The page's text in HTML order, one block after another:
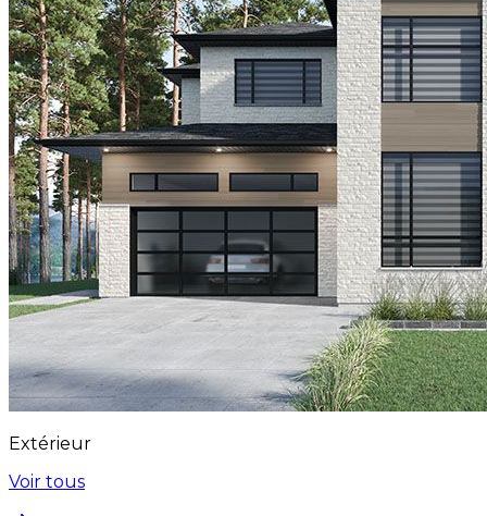
Extérieur
Voir tous